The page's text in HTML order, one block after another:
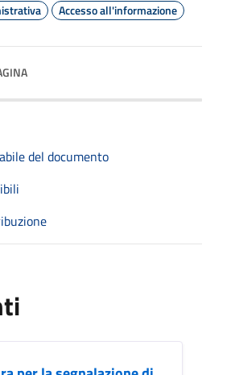
Accesso all'informazione
del documento